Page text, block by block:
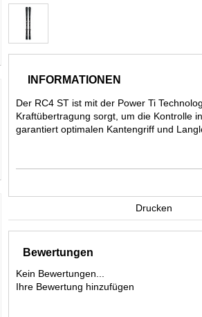
INFORMATIONEN
Der RC4 ST ist mit der Power Ti
Kraftübertragung sorgt, um die Kontrolle
garantiert optimalen Kantengriff und
Drucken
Bewertungen
Kein Bewertungen...
Ihre Bewertung hinzufügen